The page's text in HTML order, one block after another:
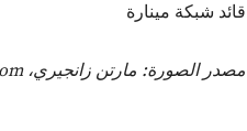
قائد شبكة مينارة
مصدر الصورة: مارتن زانجيري، unsplash.com